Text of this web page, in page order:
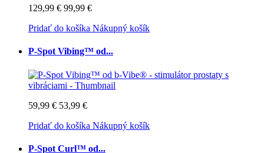
129,99 € 99,99 €
Pridať do košíka Nákupný košík
P-Spot Vibing™ od...
59,99 € 53,99 €
Pridať do košíka Nákupný košík
P-Spot Curl™ od...